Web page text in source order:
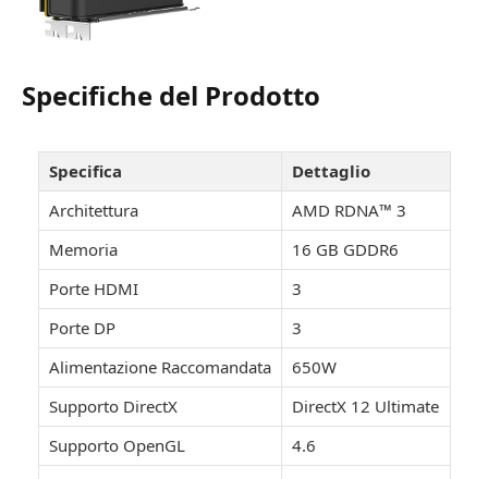
Specifiche del Prodotto
Specifica
Dettaglio
Architettura
AMD RDNA™ 3
Memoria
16 GB GDDR6
Porte HDMI
3
Porte DP
3
Alimentazione Raccomandata
650W
Supporto DirectX
DirectX 12 Ultimate
Supporto OpenGL
4.6